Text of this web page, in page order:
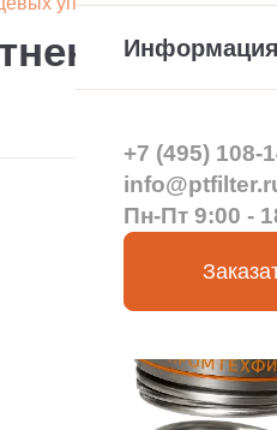
U3
Информация
+7 (495) 108-
Пн-Пт 9:00 -